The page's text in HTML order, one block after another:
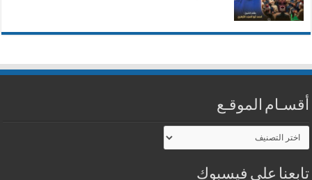
أقسـام الموقـع
أقسـام
الموقـع
تابعنا على فيسبوك